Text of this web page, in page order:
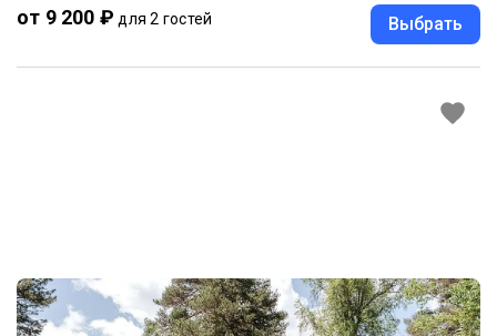
от 9 200 ₽ для 2 гостей Выбрать